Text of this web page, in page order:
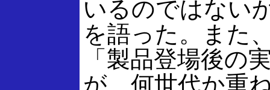
いるのではない
を語った。また
「製品登場後の
が、何世代か重